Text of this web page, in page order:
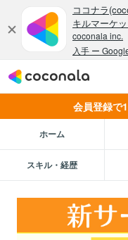
会員登録で
ホーム
スキル・経歴